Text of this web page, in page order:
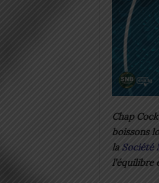
Chap
boissons
la Société
l’équilibre